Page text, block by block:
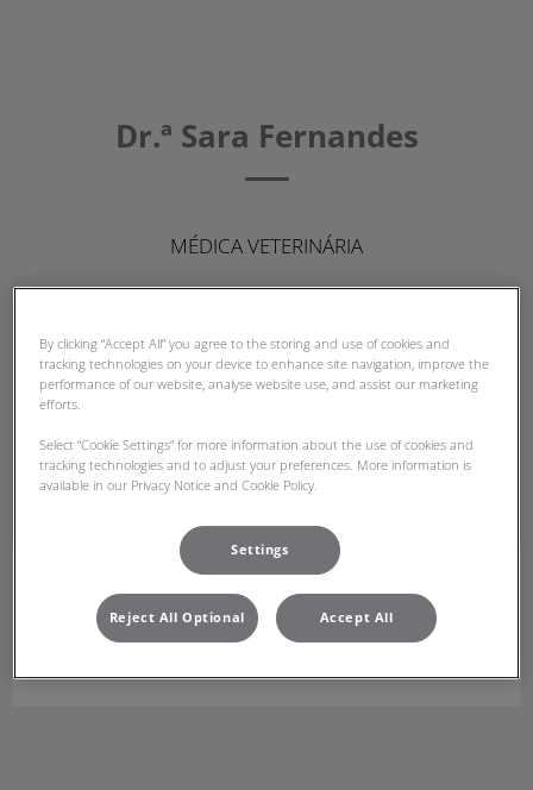
Dr.ª Sara Fernandes
MÉDICA VETERINÁRIA
Médica Veterinária no Centro Veterinária de Palmeira
By clicking “Accept All” you agree to the storing and use of cookies and
tracking technologies on your device to enhance site navigation, improve the
performance of our website, analyse website use, and assist our marketing
efforts.
Select “Cookie Settings” for more information about the use of cookies and
tracking technologies and to adjust your preferences. More information is
available in our Privacy Notice and Cookie Policy.
Settings
Reject All Optional Accept All